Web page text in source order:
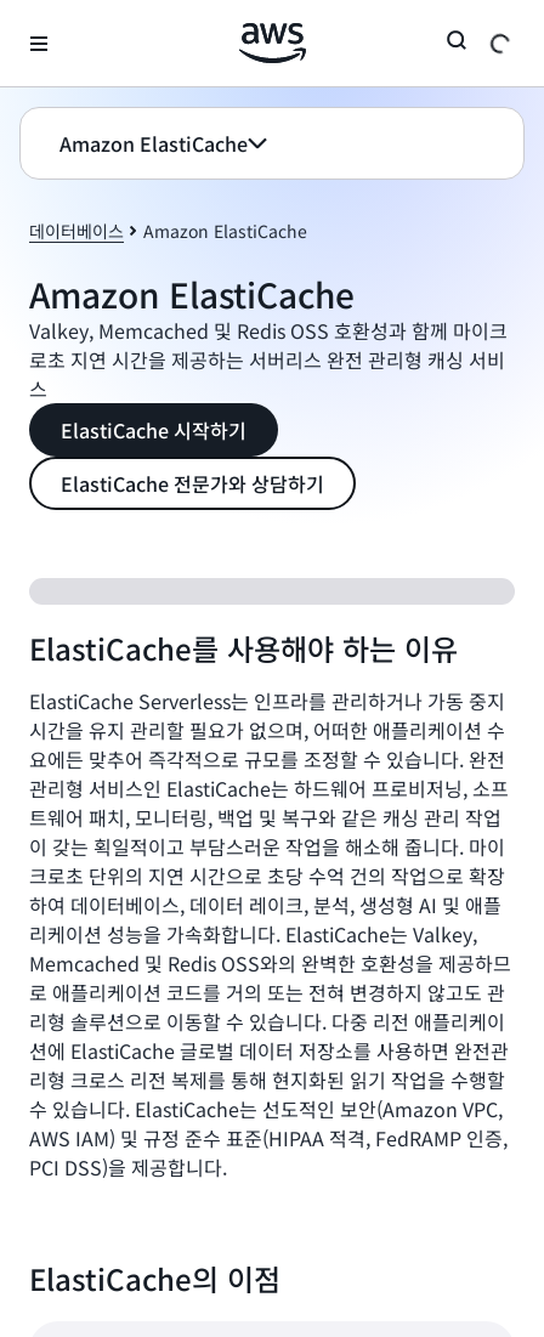
Amazon ElastiCache
데이터베이스 Amazon ElastiCache
Amazon ElastiCache
Valkey, Memcached 및 Redis OSS 호환성과 함께 마이크
로초 지연 시간을 제공하는 서버리스 완전 관리형 캐싱 서비
스
ElastiCache 시작하기
ElastiCache 전문가와 상담하기
ElastiCache를 사용해야 하는 이유
ElastiCache Serverless는 인프라를 관리하거나 가동 중지
시간을 유지 관리할 필요가 없으며, 어떠한 애플리케이션 수
요에든 맞추어 즉각적으로 규모를 조정할 수 있습니다. 완전
관리형 서비스인 ElastiCache는 하드웨어 프로비저닝, 소프
트웨어 패치, 모니터링, 백업 및 복구와 같은 캐싱 관리 작업
이 갖는 획일적이고 부담스러운 작업을 해소해 줍니다. 마이
크로초 단위의 지연 시간으로 초당 수억 건의 작업으로 확장
하여 데이터베이스, 데이터 레이크, 분석, 생성형 AI 및 애플
리케이션 성능을 가속화합니다. ElastiCache는 Valkey,
Memcached 및 Redis OSS와의 완벽한 호환성을 제공하므
로 애플리케이션 코드를 거의 또는 전혀 변경하지 않고도 관
리형 솔루션으로 이동할 수 있습니다. 다중 리전 애플리케이
션에 ElastiCache 글로벌 데이터 저장소를 사용하면 완전관
리형 크로스 리전 복제를 통해 현지화된 읽기 작업을 수행할
수 있습니다. ElastiCache는 선도적인 보안(Amazon VPC,
AWS IAM) 및 규정 준수 표준(HIPAA 적격, FedRAMP 인증,
PCI DSS)을 제공합니다.
ElastiCache의 이점